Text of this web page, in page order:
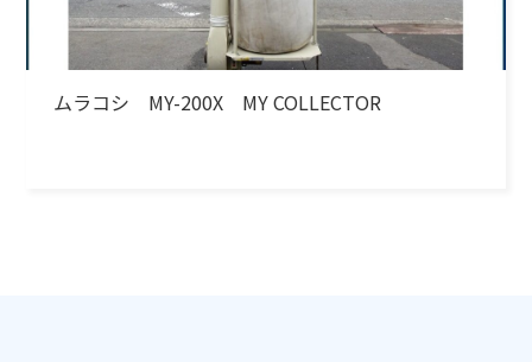
ムラコシ MY-200X MY COLLECTOR